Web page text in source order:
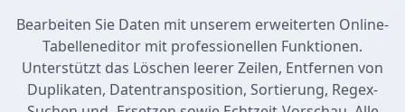
Bearbeiten Sie Daten mit unserem erweiterten Online-
Tabelleneditor mit professionellen Funktionen.
Unterstützt das Löschen leerer Zeilen, Entfernen von
Duplikaten, Datentransposition, Sortierung, Regex-